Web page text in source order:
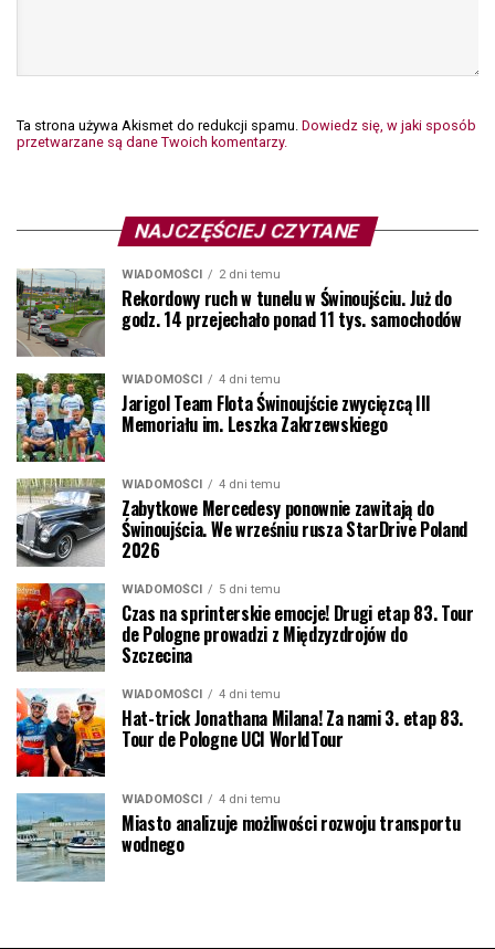
Ta strona używa Akismet do redukcji spamu. Dowiedz się, w jaki sposób
przetwarzane są dane Twoich komentarzy.
NAJCZĘŚCIEJ CZYTANE
WIADOMOŚCI 2 dni temu
Rekordowy ruch w tunelu w Świnoujściu. Już do
godz. 14 przejechało ponad 11 tys. samochodów
WIADOMOŚCI 4 dni temu
Jarigol Team Flota Świnoujście zwycięzcą III
Memoriału im. Leszka Zakrzewskiego
WIADOMOŚCI 4 dni temu
Zabytkowe Mercedesy ponownie zawitają do
Świnoujścia. We wrześniu rusza StarDrive Poland
2026
WIADOMOŚCI 5 dni temu
Czas na sprinterskie emocje! Drugi etap 83. Tour
de Pologne prowadzi z Międzyzdrojów do
Szczecina
WIADOMOŚCI 4 dni temu
Hat-trick Jonathana Milana! Za nami 3. etap 83.
Tour de Pologne UCI WorldTour
WIADOMOŚCI 4 dni temu
Miasto analizuje możliwości rozwoju transportu
wodnego